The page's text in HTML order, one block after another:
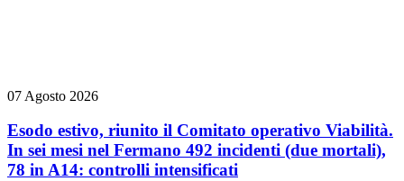
07 Agosto 2026
Esodo estivo, riunito il Comitato operativo Viabilità.
In sei mesi nel Fermano 492 incidenti (due mortali),
78 in A14: controlli intensificati